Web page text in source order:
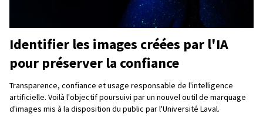
Identifier les images créées par l'IA
pour préserver la confiance
Transparence, confiance et usage responsable de l'intelligence
artificielle. Voilà l'objectif poursuivi par un nouvel outil de marquage
d'images mis à la disposition du public par l'Université Laval.